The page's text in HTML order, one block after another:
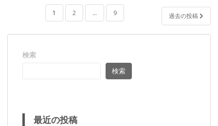
稿
1 2 … 9 過去の投稿
検索
検索
最近の投稿